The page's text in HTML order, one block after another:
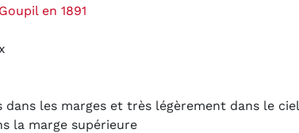
en 1891
les marges et très légèrement dans le ciel
la marge supérieure